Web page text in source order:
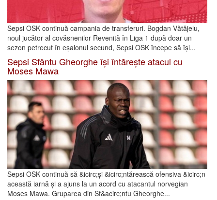
Sepsi OSK continuă campania de transferuri. Bogdan Vătăjelu,
noul jucător al covăsnenilor Revenită în Liga 1 după doar un
sezon petrecut în eșalonul secund, Sepsi OSK începe să își...
Sepsi Sfântu Gheorghe își întărește atacul cu
Moses Mawa
Sepsi OSK continuă să &icirc;și &icirc;ntărească ofensiva &icirc;n
această iarnă și a ajuns la un acord cu atacantul norvegian
Moses Mawa. Gruparea din Sf&acirc;ntu Gheorghe...